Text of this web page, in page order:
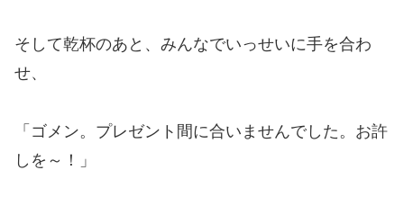
そして乾杯のあと、みんなでいっせいに手を合わ
せ、
「ゴメン。プレゼント間に合いませんでした。お許
しを～！」